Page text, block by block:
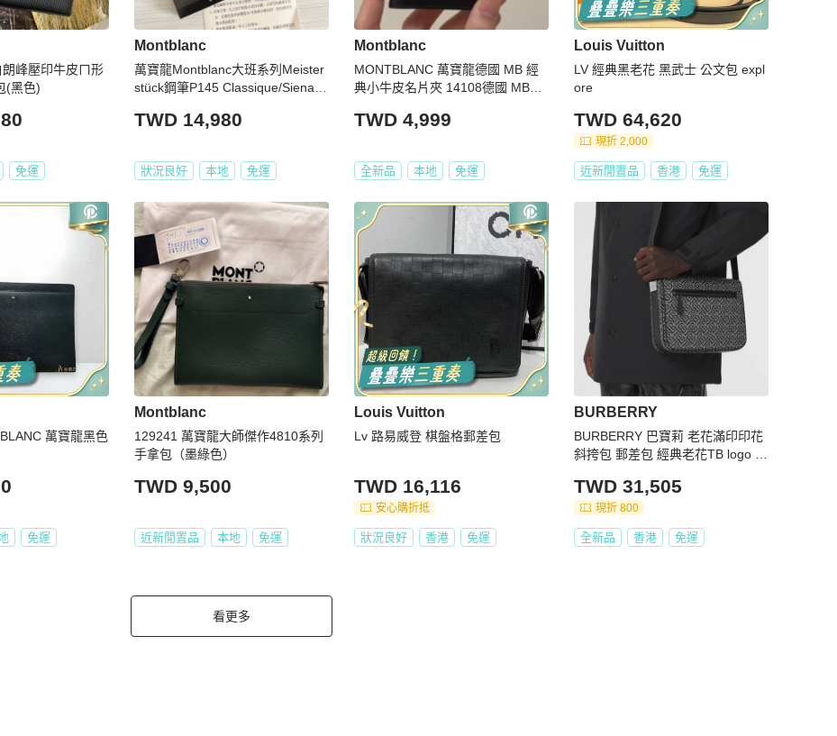
峰壓印牛皮ㄇ形
(黑色)
免運
Montblanc
萬寶龍Montblanc大班系列Meister
stück鋼筆P145 Classique/Siena
TWD 14,980
狀況良好 本地 免運
Montblanc
MONTBLANC 萬寶龍德國 MB 經
典小牛皮名片夾 14108德國 MB名
TWD 4,999
全新品 本地 免運
Louis Vuitton
LV 經典黑老花 黑武士 公文包 expl
ore
TWD 64,620
現折 2,000
近新閒置品 香港 免運
萬寶龍黑色
免運
Montblanc
129241 萬寶龍大師傑作4810系列
手拿包（墨綠色）
TWD 9,500
近新閒置品 本地 免運
Louis Vuitton
Lv 路易威登 棋盤格郵差包
TWD 16,116
安心購折抵
狀況良好 香港 免運
BURBERRY
BURBERRY 巴寶莉 老花滿印印花
斜挎包 郵差包 經典老花TB logo 尺
TWD 31,505
現折 800
全新品 香港 免運
看更多